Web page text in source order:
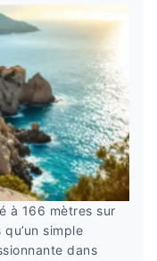
à 166 mètres sur
simple
dans